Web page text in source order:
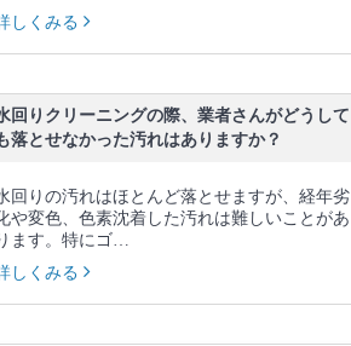
しくみる
回りクリーニングの際、業者さんがどうして
落とせなかった汚れはありますか？
回りの汚れはほとんど落とせますが、経年劣
や変色、色素沈着した汚れは難しいことがあ
ます。特にゴ…
しくみる